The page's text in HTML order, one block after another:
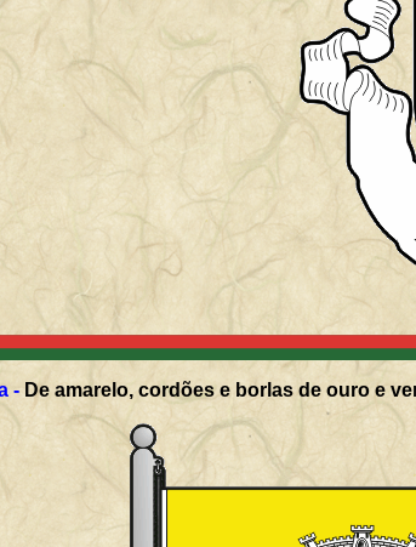
- De amarelo, cordões e borlas de ouro e